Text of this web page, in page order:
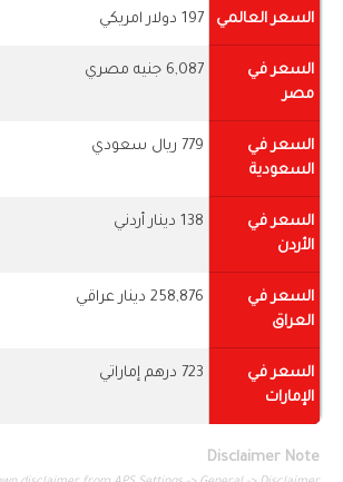
السعر العالمي 197 دولار امريكي
السعر في
مصر
6,087 جنيه مصري
السعر في
السعودية
779 ريال سعودي
السعر في
الأردن
138 دينار أردني
السعر في
العراق
258,876 دينار عراقي
السعر في
الإمارات
723 درهم إماراتي
Disclaimer Note